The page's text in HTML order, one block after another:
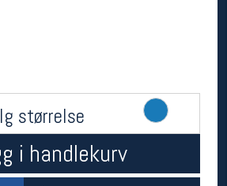
størrelse
i handlekurv
oss
00
klokken 10-13)